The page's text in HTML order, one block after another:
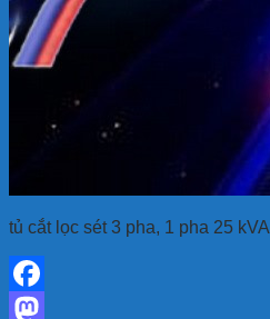
tủ cắt lọc sét 3 pha, 1 pha 25 kVA
Facebook